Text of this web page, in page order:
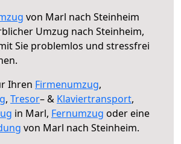
von Marl nach Steinheim
Umzug nach Steinheim,
Sie problemlos und stressfrei
Ihren Firmenumzug,
, Tresor– & Klaviertransport,
in Marl, Fernumzug oder eine
von Marl nach Steinheim.